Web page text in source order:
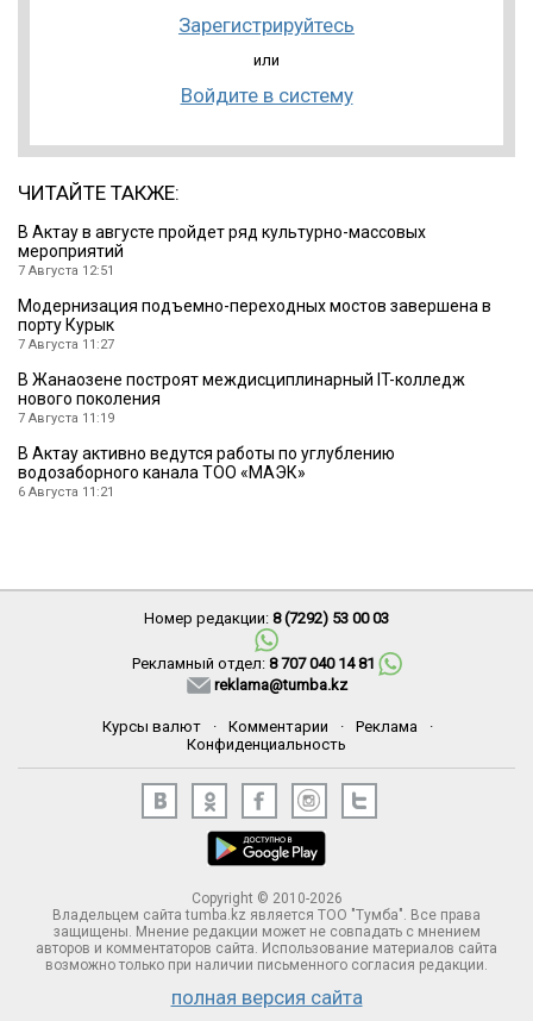
Зарегистрируйтесь
или
Войдите в систему
ЧИТАЙТЕ ТАКЖЕ:
В Актау в августе пройдет ряд культурно-массовых
мероприятий
7 Августа 12:51
Модернизация подъемно-переходных мостов завершена в
порту Курык
7 Августа 11:27
В Жанаозене построят междисциплинарный IT-колледж
нового поколения
7 Августа 11:19
В Актау активно ведутся работы по углублению
водозаборного канала ТОО «МАЭК»
6 Августа 11:21
Номер редакции: 8 (7292) 53 00 03
Рекламный отдел: 8 707 040 14 81
reklama@tumba.kz
Курсы валют · Комментарии · Реклама
·
Конфиденциальность
Copyright © 2010-2026
Владельцем сайта tumba.kz является ТОО "Тумба". Все права
защищены. Мнение редакции может не совпадать с мнением
авторов и комментаторов сайта. Использование материалов сайта
возможно только при наличии письменного согласия редакции.
полная версия сайта